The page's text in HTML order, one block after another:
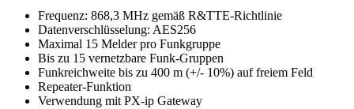
Frequenz: 868,3 MHz gemäß R&TTE-Richtlinie
Datenverschlüsselung: AES256
Maximal 15 Melder pro Funkgruppe
Bis zu 15 vernetzbare Funk-Gruppen
Funkreichweite bis zu 400 m (+/- 10%) auf freiem Feld
Repeater-Funktion
Verwendung mit PX-ip Gateway